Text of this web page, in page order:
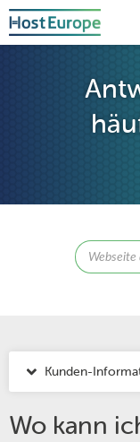
Kunden-
Wo kann